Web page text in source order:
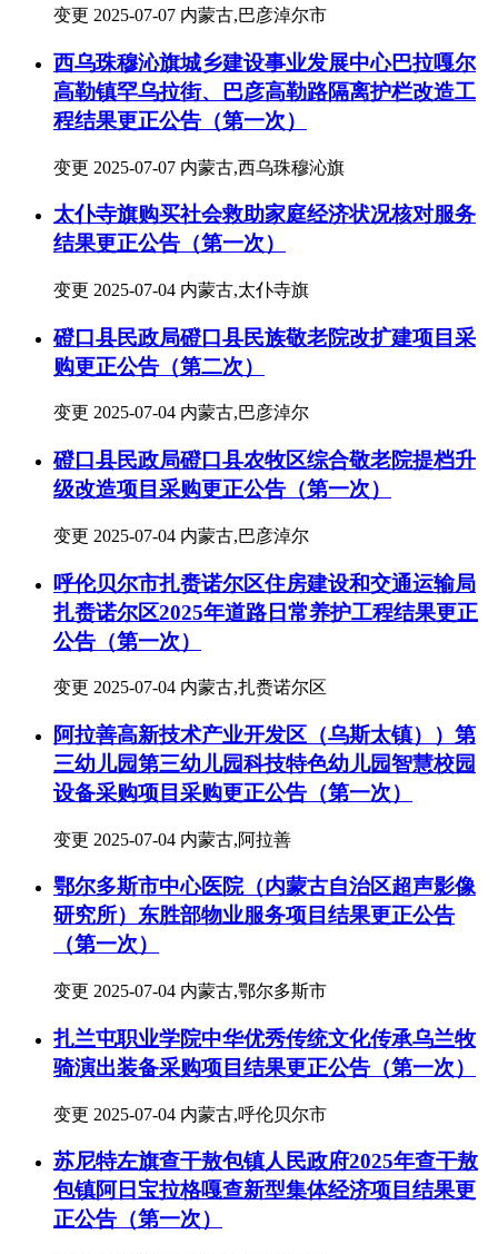
变更 2025-07-07 内蒙古,巴彦淖尔市
西乌珠穆沁旗城乡建设事业发展中心巴拉嘎尔
高勒镇罕乌拉街、巴彦高勒路隔离护栏改造工
程结果更正公告（第一次）
变更 2025-07-07 内蒙古,西乌珠穆沁旗
太仆寺旗购买社会救助家庭经济状况核对服务
结果更正公告（第一次）
变更 2025-07-04 内蒙古,太仆寺旗
磴口县民政局磴口县民族敬老院改扩建项目采
购更正公告（第二次）
变更 2025-07-04 内蒙古,巴彦淖尔
磴口县民政局磴口县农牧区综合敬老院提档升
级改造项目采购更正公告（第一次）
变更 2025-07-04 内蒙古,巴彦淖尔
呼伦贝尔市扎赉诺尔区住房建设和交通运输局
扎赉诺尔区2025年道路日常养护工程结果更正
公告（第一次）
变更 2025-07-04 内蒙古,扎赉诺尔区
阿拉善高新技术产业开发区（乌斯太镇））第
三幼儿园第三幼儿园科技特色幼儿园智慧校园
设备采购项目采购更正公告（第一次）
变更 2025-07-04 内蒙古,阿拉善
鄂尔多斯市中心医院（内蒙古自治区超声影像
研究所）东胜部物业服务项目结果更正公告
（第一次）
变更 2025-07-04 内蒙古,鄂尔多斯市
扎兰屯职业学院中华优秀传统文化传承乌兰牧
骑演出装备采购项目结果更正公告（第一次）
变更 2025-07-04 内蒙古,呼伦贝尔市
苏尼特左旗查干敖包镇人民政府2025年查干敖
包镇阿日宝拉格嘎查新型集体经济项目结果更
正公告（第一次）